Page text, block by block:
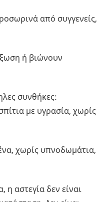
από συγγενείς,
ή βιώνουν
συνθήκες:
με υγρασία, χωρίς
χωρίς υπνοδωμάτια,
αστεγία δεν είναι